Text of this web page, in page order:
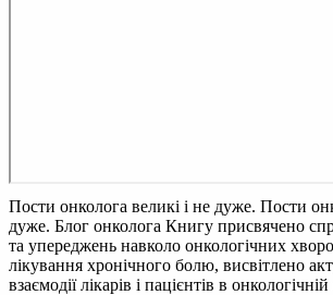
Пости онколога великі і не дуже. Пости
дуже. Блог онколога Книгу присвячено
та упереджень навколо онкологічних
лікування хронічного болю, висвітлено
взаємодії лікарів і пацієнтів в